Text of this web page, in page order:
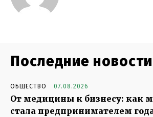
Последние новости
ОБЩЕСТВО 07.08.2026
От медицины к бизнесу: как
стала предпринимателем